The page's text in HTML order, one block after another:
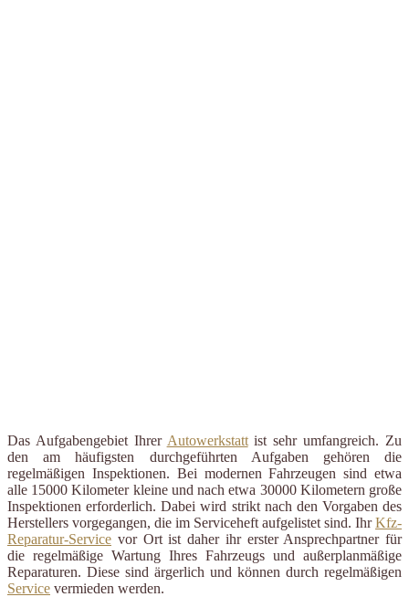
Das Aufgabengebiet Ihrer Autowerkstattist sehr umfangreich. Zu
den am häufigsten durchgeführten Aufgaben gehören die
regelmäßigen Inspektionen. Bei modernen Fahrzeugen sind etwa
alle 15000 Kilometer kleine und nach etwa 30000 Kilometern große
Inspektionen erforderlich. Dabei wird strikt nach den Vorgaben des
Herstellers vorgegangen, die im Serviceheft aufgelistet sind. IhrKfz-
Reparatur-Service vor Ort ist daher ihr erster Ansprechpartner für
die regelmäßige Wartung Ihres Fahrzeugs und außerplanmäßige
Reparaturen. Diese sind ärgerlich und können durch regelmäßigen
Service vermieden werden.